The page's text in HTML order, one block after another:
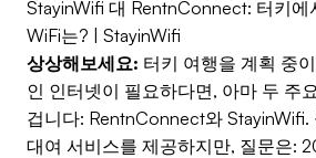
StayinWifi 대 RentnConnect: 터키에
WiFi는? | StayinWifi
상상해보세요: 터키 여행을 계획 중
인 인터넷이 필요하다면, 아마 두 주
겁니다: RentnConnect와 StayinWifi.
대여 서비스를 제공하지만, 질문은: